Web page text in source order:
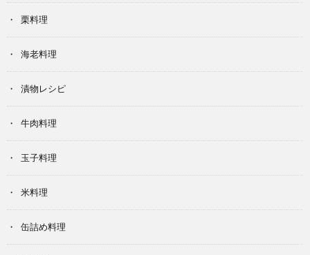
栗料理
海老料理
漬物レシピ
牛肉料理
玉子料理
米料理
缶詰め料理